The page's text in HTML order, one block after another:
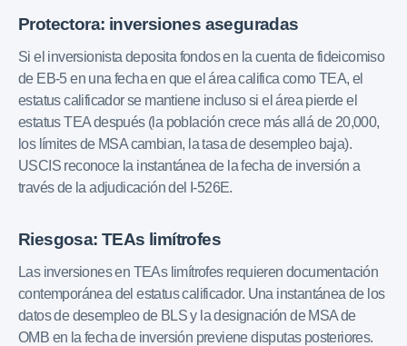
Protectora: inversiones aseguradas
Si el inversionista deposita fondos en la cuenta de fideicomiso
de EB-5 en una fecha en que el área califica como TEA, el
estatus calificador se mantiene incluso si el área pierde el
estatus TEA después (la población crece más allá de 20,000,
los límites de MSA cambian, la tasa de desempleo baja).
USCIS reconoce la instantánea de la fecha de inversión a
través de la adjudicación del I-526E.
Riesgosa: TEAs limítrofes
Las inversiones en TEAs limítrofes requieren documentación
contemporánea del estatus calificador. Una instantánea de los
datos de desempleo de BLS y la designación de MSA de
OMB en la fecha de inversión previene disputas posteriores.